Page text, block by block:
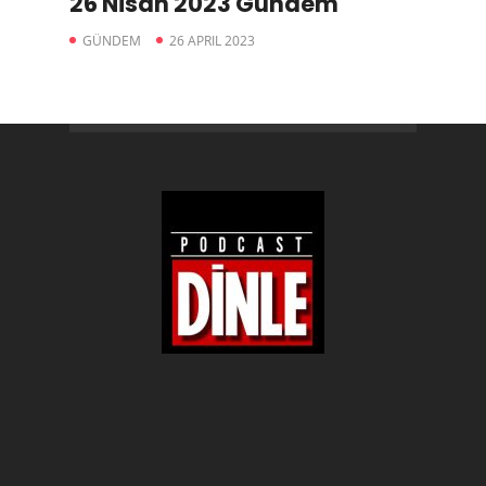
GÜNDEM 26 APRIL 2023